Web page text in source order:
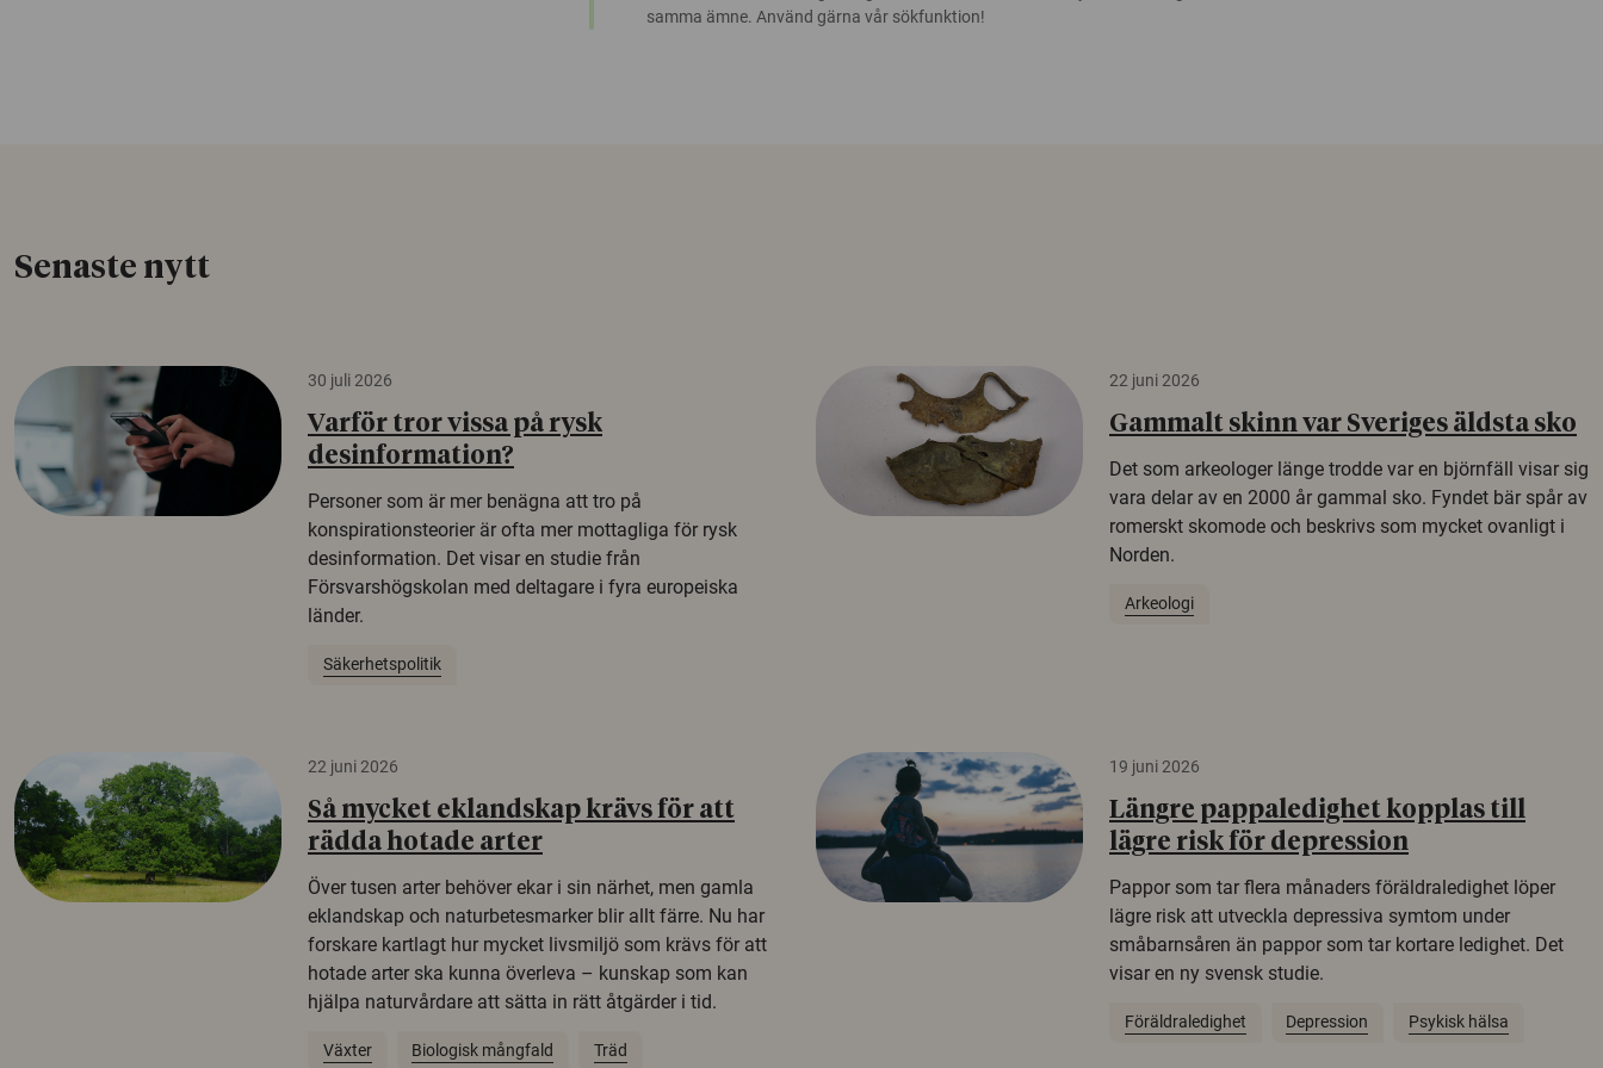
samma ämne. Använd gärna vår sökfunktion!
Senaste nytt
30 juli 2026
Varför tror vissa på rysk
desinformation?
Personer som är mer benägna att tro på
konspirationsteorier är ofta mer mottagliga för rysk
desinformation. Det visar en studie från
Försvarshögskolan med deltagare i fyra europeiska
länder.
Säkerhetspolitik
22 juni 2026
Gammalt skinn var Sveriges äldsta sko
Det som arkeologer länge trodde var en björnfäll visar sig
vara delar av en 2000 år gammal sko. Fyndet bär spår av
romerskt skomode och beskrivs som mycket ovanligt i
Norden.
Arkeologi
22 juni 2026
Så mycket eklandskap krävs för att
rädda hotade arter
Över tusen arter behöver ekar i sin närhet, men gamla
eklandskap och naturbetesmarker blir allt färre. Nu har
forskare kartlagt hur mycket livsmiljö som krävs för att
hotade arter ska kunna överleva – kunskap som kan
hjälpa naturvårdare att sätta in rätt åtgärder i tid.
Växter Biologisk mångfald Träd
19 juni 2026
Längre pappaledighet kopplas till
lägre risk för depression
Pappor som tar flera månaders föräldraledighet löper
lägre risk att utveckla depressiva symtom under
småbarnsåren än pappor som tar kortare ledighet. Det
visar en ny svensk studie.
Föräldraledighet Depression Psykisk hälsa